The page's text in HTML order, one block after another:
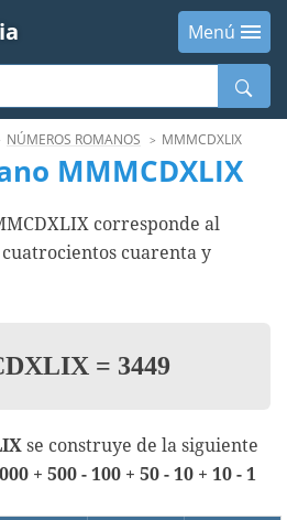
Menú
NÚMEROS ROMANOS MMMCDXLIX
MMMCDXLIX
corresponde al
cuarenta y
= 3449
se construye de la siguiente
+ 500 - 100 + 50 - 10 + 10 - 1